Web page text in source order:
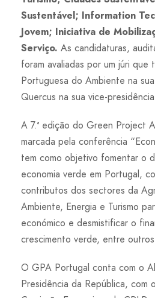
Sustentável; Information
Jovem; Iniciativa de
Serviço. As candidaturas,
foram avaliadas por um júri que
Portuguesa do Ambiente na
Quercus na sua vice-
A 7.ª edição do Green Project
marcada pela conferência
tem como objetivo fomentar o
economia verde em Portugal,
contributos dos sectores da
Ambiente, Energia e Turismo
económico e desmistificar o
crescimento verde, entre
O GPA Portugal conta com o
Presidência da República, com